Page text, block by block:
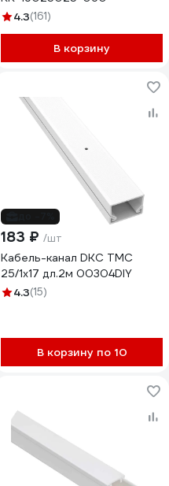
4.3(161)
В корзину
183 ₽ /шт
Кабель-канал DKC TMC
25/1x17 дл.2м 00304DIY
4.3(15)
В корзину по 10